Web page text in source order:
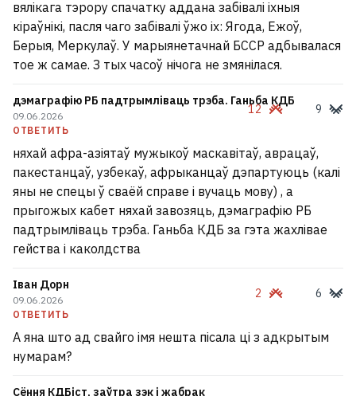
вялікага тэрору спачатку аддана забівалі іхныя
кіраўнікі, пасля чаго забівалі ўжо іх: Ягода, Ежоў,
Берыя, Меркулаў. У марыянетачнай БССР адбывалася
тое ж самае. З тых часоў нічога не змянілася.
дэмаграфію РБ падтрымліваць трэба. Ганьба КДБ
09.06.2026
ОТВЕТИТЬ
12 9
няхай афра-азіятаў мужыкоў маскавітаў, аврацаў,
пакестанцаў, узбекаў, афрыканцаў дэпартуюць (калі
яны не спецы ў сваёй справе і вучаць мову) , а
прыгожых кабет няхай завозяць, дэмаграфію РБ
падтрымліваць трэба. Ганьба КДБ за гэта жахлівае
гейства і каколдства
Іван Дорн
09.06.2026
ОТВЕТИТЬ
2 6
А яна што ад свайго імя нешта пісала ці з адкрытым
нумарам?
Сёння КДБіст, заўтра зэк і жабрак